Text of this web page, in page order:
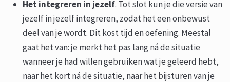
Het integreren in jezelf. Tot slot kun je die versie van
jezelf in jezelf integreren, zodat het een onbewust
deel van je wordt. Dit kost tijd en oefening. Meestal
gaat het van: je merkt het pas lang ná de situatie
wanneer je had willen gebruiken wat je geleerd hebt,
naar het kort ná de situatie, naar het bijsturen van je